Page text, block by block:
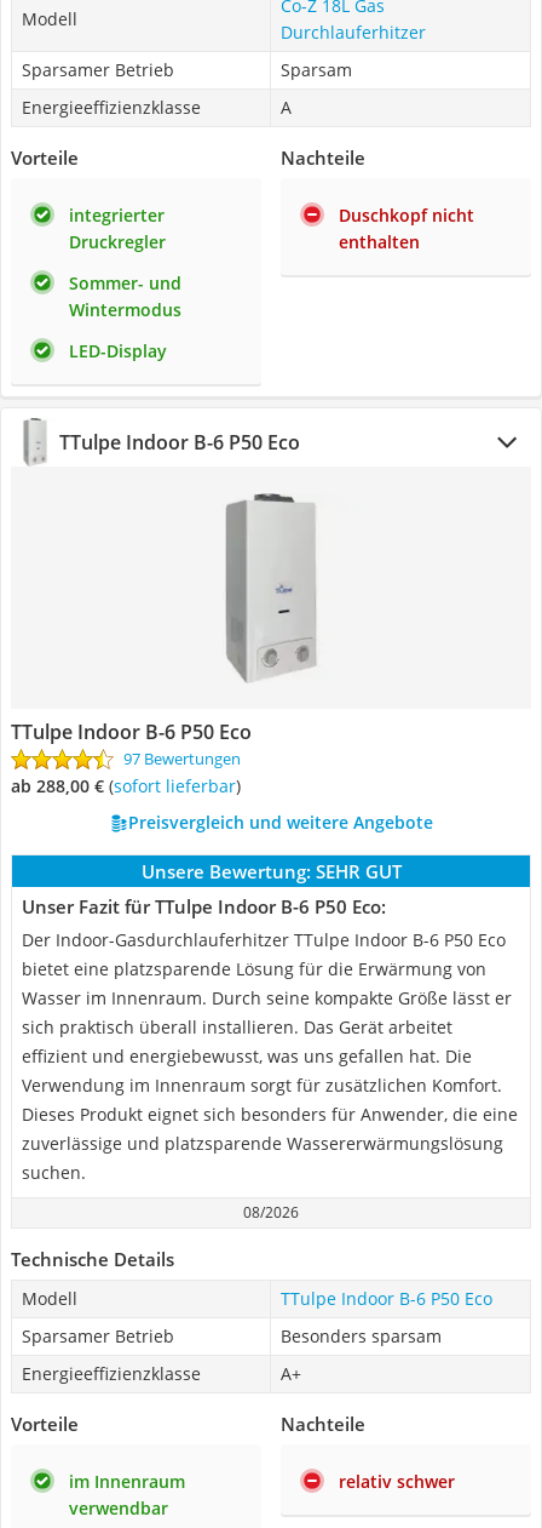
Modell
Co-Z 18L Gas
Durchlauferhitzer
Sparsamer Betrieb
Sparsam
Energieeffizienzklasse
A
Vorteile
integrierter
Druckregler
Sommer- und
Wintermodus
LED-Display
Nachteile
Duschkopf nicht
enthalten
TTulpe Indoor B-6 P50 Eco
TTulpe Indoor B-6 P50 Eco
97 Bewertungen
ab 288,00 € ( Sofort lieferbar)
Preisvergleich und weitere Angebote
Unsere Bewertung: SEHR GUT
Unser Fazit für TTulpe Indoor B-6 P50 Eco:
Der Indoor-Gasdurchlauferhitzer TTulpe Indoor B-6 P50 Eco
bietet eine platzsparende Lösung für die Erwärmung von
Wasser im Innenraum. Durch seine kompakte Größe lässt er
sich praktisch überall installieren. Das Gerät arbeitet
effizient und energiebewusst, was uns gefallen hat. Die
Verwendung im Innenraum sorgt für zusätzlichen Komfort.
Dieses Produkt eignet sich besonders für Anwender, die eine
zuverlässige und platzsparende Wassererwärmungslösung
suchen.
08/2026
Technische Details
Modell
TTulpe Indoor B-6 P50 Eco
Sparsamer Betrieb
Besonders sparsam
Energieeffizienzklasse
A+
Vorteile
im Innenraum
verwendbar
Nachteile
relativ schwer